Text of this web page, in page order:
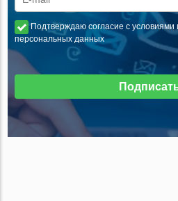
Подтверждаю согласие с условиями
персональных данных